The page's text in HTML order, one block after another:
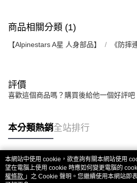
商品相關分類 (1)
【Alpinestars A星 人身部品】 《防摔
評價
喜歡這個商品嗎？購買後給他一個好評吧
本分類熱銷全站排行
熱門標籤
本網站中使用 cookie，欲查詢有關本網站使用
望在電腦上使用 cookie 時應如何變更電腦的
權條款 」之 Cookie 聲明。您繼續使用本網站即